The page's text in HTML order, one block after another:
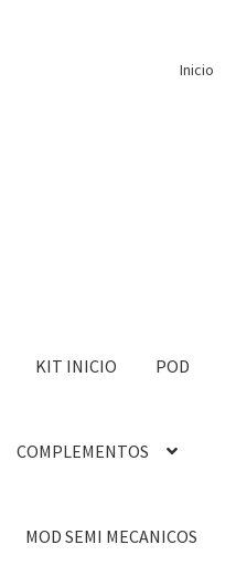
Inicio
KIT INICIO POD
COMPLEMENTOS
MOD SEMI MECANICOS